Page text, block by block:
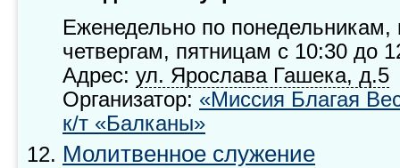
Еженедельно по понедельникам,
четвергам, пятницам с 10:30 до
Адрес: ул. Ярослава Гашека, д.5
Организатор: «Миссия Благая
к/т «Балканы»
Молитвенное служение